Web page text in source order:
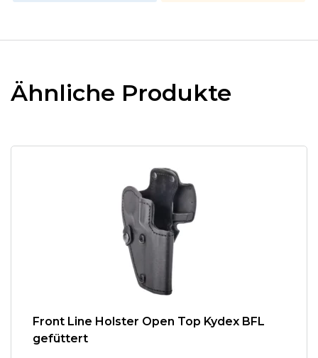
Ähnliche Produkte
Front Line Holster Open Top Kydex BFL
gefüttert